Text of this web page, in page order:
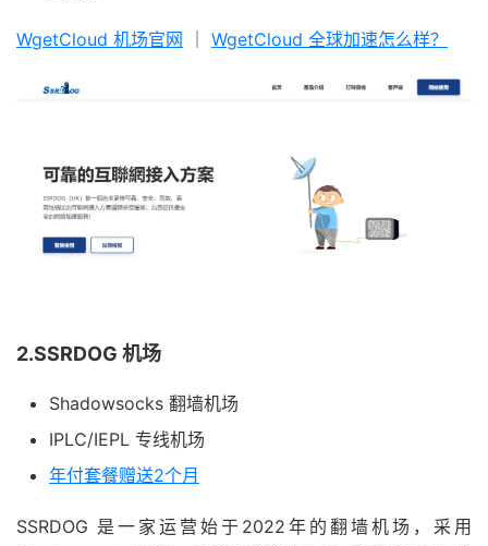
WgetCloud 机场官网 WgetCloud 全球加速怎么样？
2.SSRDOG 机场
Shadowsocks 翻墙机场
IPLC/IEPL 专线机场
年付套餐赠送2个月
SSRDOG 是一家运营始于2022年的翻墙机场，采用